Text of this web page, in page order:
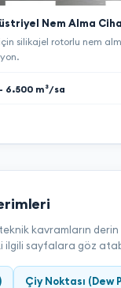
Nem Alma
silikajel rotorlu nem
6.500 m³/sa
kavramların derin
ilgili sayfalara göz
Çiy Noktası (Dew